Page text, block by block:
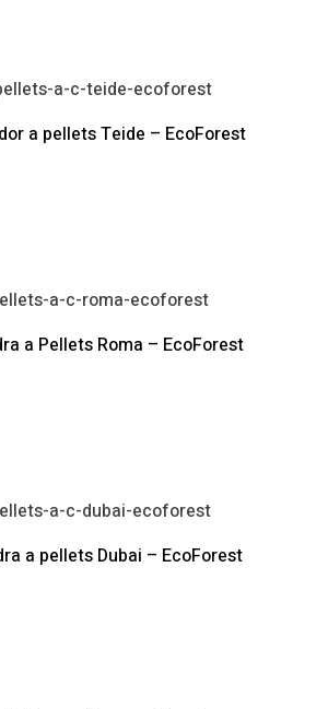
a pellets Teide – EcoForest
a Pellets Roma – EcoForest
a pellets Dubai – EcoForest